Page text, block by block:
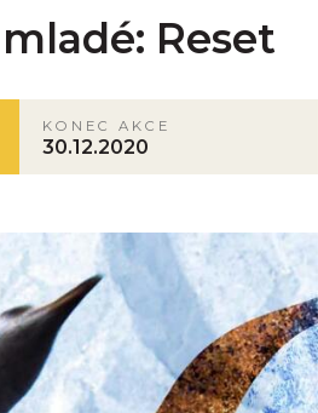
Reset
KONEC AKCE
30.12.2020